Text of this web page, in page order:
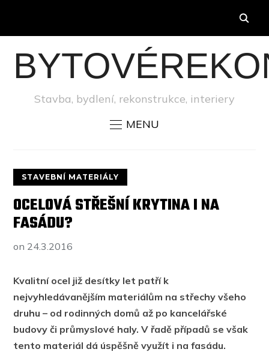
Stavba, bydlení, rekonstrukce, interiery
MENU
STAVEBNÍ MATERIÁLY
OCELOVÁ STŘEŠNÍ KRYTINA I NA
FASÁDU?
on 24.3.2016
Kvalitní ocel již desítky let patří k
nejvyhledávanějším materiálům na střechy všeho
druhu – od rodinných domů až po kancelářské
budovy či průmyslové haly. V řadě případů se však
tento materiál dá úspěšně využít i na fasádu.